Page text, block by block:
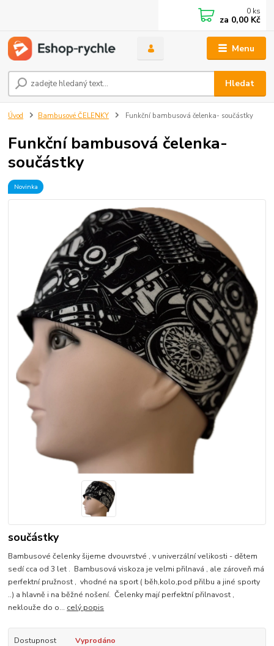
Menu
Hledat
0 ks
za 0,00 Kč
Úvod Bambusové ČELENKY Funkční bambusová čelenka- součástky
Funkční bambusová čelenka-
součástky
Novinka
součástky
Bambusové čelenky šijeme dvouvrstvé , v univerzální velikosti - dětem
sedí cca od 3 let . Bambusová viskoza je velmi přilnavá , ale zároveň má
perfektní pružnost , vhodné na sport ( běh,kolo,pod přilbu a jiné sporty
..) a hlavně i na běžné nošení. Čelenky mají perfektní přilnavost ,
neklouže do o... celý popis
Dostupnost Vyprodáno